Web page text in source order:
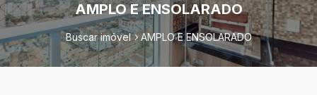
AMPLO E ENSOLARADO
Buscar imóvel AMPLO E ENSOLARADO